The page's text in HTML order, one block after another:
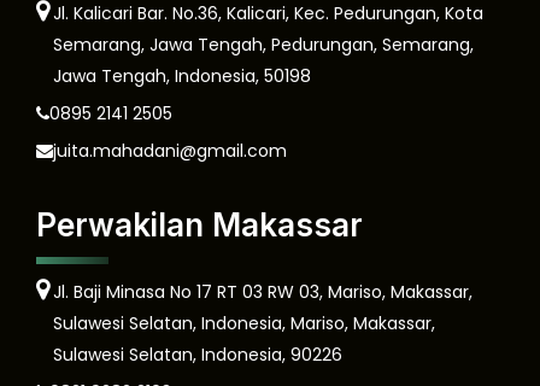
Jl. Kalicari Bar. No.36, Kalicari, Kec. Pedurungan, Kota
Semarang, Jawa Tengah, Pedurungan, Semarang,
Jawa Tengah, Indonesia, 50198
0895 2141 2505
juita.mahadani@gmail.com
Perwakilan Makassar
Jl. Baji Minasa No 17 RT 03 RW 03, Mariso, Makassar,
Sulawesi Selatan, Indonesia, Mariso, Makassar,
Sulawesi Selatan, Indonesia, 90226